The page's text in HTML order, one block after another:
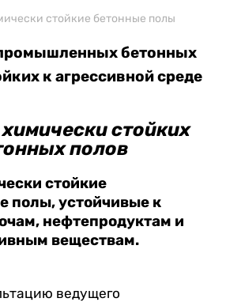
стойкие бетонные полы
бетонных
к агрессивной среде
стойких
полов
стойкие
полы, устойчивые к
нефтепродуктам и
веществам.
ведущего